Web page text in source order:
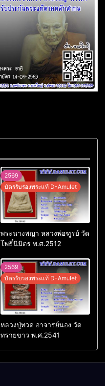
2569
บัตรรับรองพระแท้ D-Amulet
พระนางพญา หลวงพ่อฑูรย์ วัด
โพธิ์นิมิตร พ.ศ.2512
2569
บัตรรับรองพระแท้ D-Amulet
หลวงปู่ทวด อาจารย์นอง วัด
ทรายขาว พ.ศ.2541